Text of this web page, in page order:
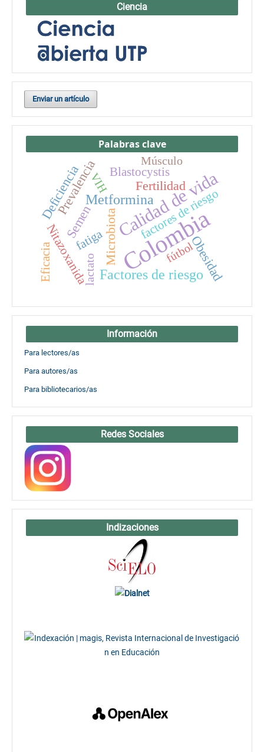
Ciencia
Enviar un artículo
Palabras clave
Colombia
Calidad de vida
Factores de riesgo
Metformina
Microbiota Obesidad
Semen
Fertilidad
Prevalencia
Deficiencia factores de riesgo
fatiga
Nitazoxanida
Eficacia
Blastocystis
VIH
Músculo
fútbol
lactato
Información
Para lectores/as
Para autores/as
Para bibliotecarios/as
Redes Sociales
Indizaciones